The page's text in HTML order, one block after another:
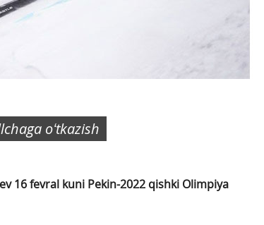
oʻtkazish
16 fevral kuni Pekin-2022 qishki Olimpiya